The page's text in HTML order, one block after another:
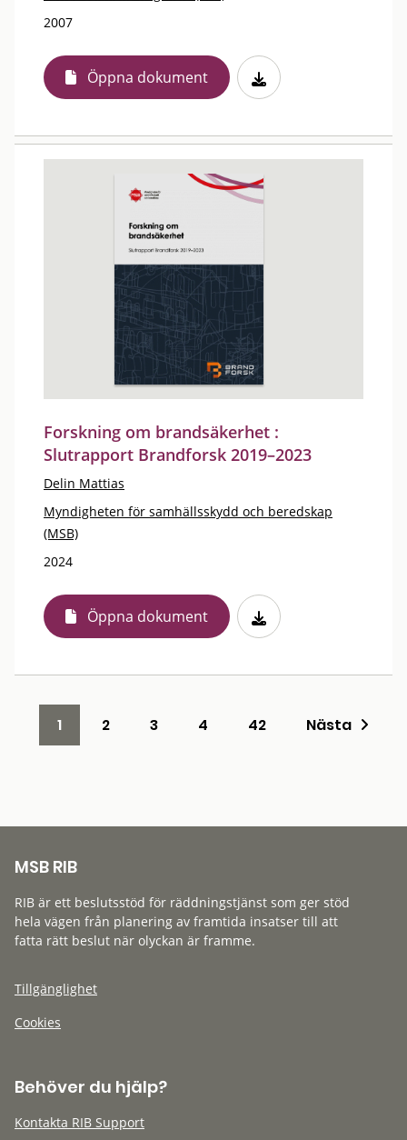
2007
Öppna dokument
Forskning om brandsäkerhet :
Slutrapport Brandforsk 2019–2023
Delin Mattias
Myndigheten för samhällsskydd och beredskap
(MSB)
2024
Öppna dokument
1 2 3 4 42 Nästa
MSB RIB
RIB är ett beslutsstöd för räddningstjänst som ger stöd
hela vägen från planering av framtida insatser till att
fatta rätt beslut när olyckan är framme.
Tillgänglighet
Cookies
Behöver du hjälp?
Kontakta RIB Support